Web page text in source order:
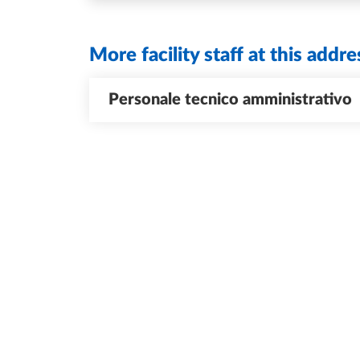
More facility staff at this
Personale tecnico amministrativo